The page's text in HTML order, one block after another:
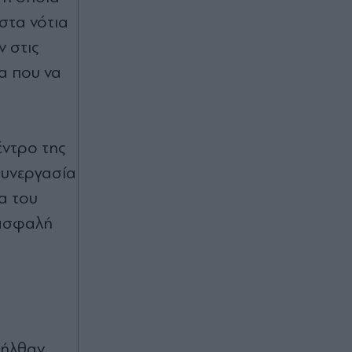
νότια
στις
που να
της
του